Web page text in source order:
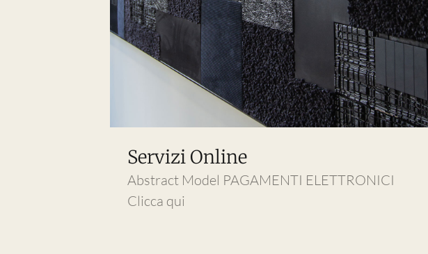
Servizi Online
Abstract Model PAGAMENTI ELETTRONICI
Clicca qui